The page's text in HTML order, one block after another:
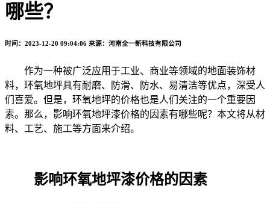
哪些？
时间：2023-12-20 09:04:06 来源：河南全一新科技有限公司
作为一种被广泛应用于工业、商业等领域的地面装饰材
料，环氧地坪具有耐磨、防滑、防水、易清洁等优点，深受人
们喜爱。但是，环氧地坪的价格也是人们关注的一个重要因
素。那么，影响环氧地坪漆价格的因素有哪些呢？本文将从材
料、工艺、施工等方面来介绍。
影响环氧地坪漆价格的因素